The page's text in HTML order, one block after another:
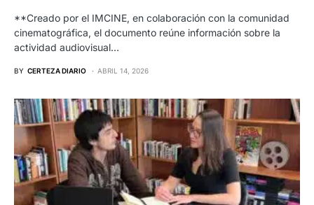
**Creado por el IMCINE, en colaboración con la comunidad
cinematográfica, el documento reúne información sobre la
actividad audiovisual…
BY CERTEZA DIARIO ABRIL 14, 2026